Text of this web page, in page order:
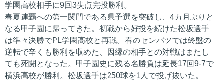
学園高校相手に9回3失点完投勝利。
春夏連覇への第一関門である県予選を突破し、4カ月ぶりと
なる甲子園に帰ってきた。初戦から好投を続けた松坂選手
は準々決勝でPL学園高校と再戦。春のセンバツでは終盤の
逆転で辛くも勝利を収めた、因縁の相手との対戦はまたし
ても死闘となった。甲子園史に残る名勝負は延長17回9-7で
横浜高校が勝利。松坂選手は250球を1人で投げ抜いた。